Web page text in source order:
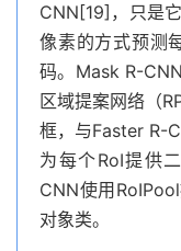
CNN[19]，只是
像素的方式预测
码。Mask R-
区域提案网络（
框，与Faster R-
为每个RoI提供
CNN使用
对象类。